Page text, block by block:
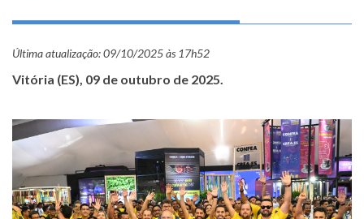
Conosco
e
de
Contas
Última atualização:09/10/2025 às 17h52
Vitória (ES), 09 de outubro de 2025.